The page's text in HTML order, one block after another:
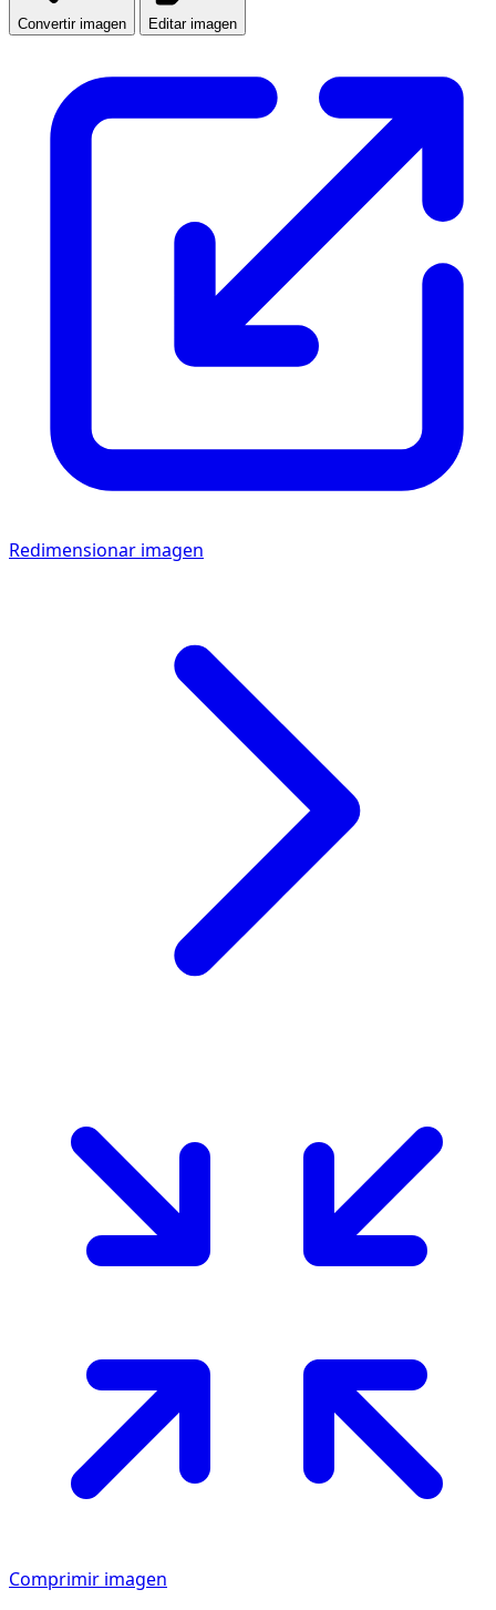
Convertir imagen Editar imagen
Redimensionar imagen
Comprimir imagen